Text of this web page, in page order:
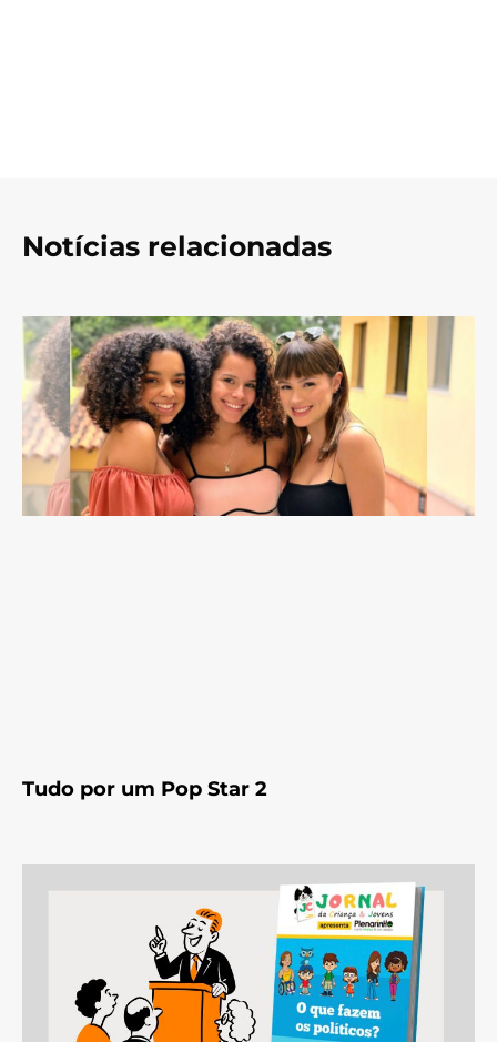
Notícias relacionadas
Tudo por um Pop Star 2